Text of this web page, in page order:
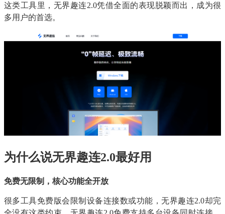
这类工具里，无界趣连2.0凭借全面的表现脱颖而出，成为很
多用户的首选。
为什么说无界趣连2.0最好用
免费无限制，核心功能全开放
很多工具免费版会限制设备连接数或功能，无界趣连2.0却完